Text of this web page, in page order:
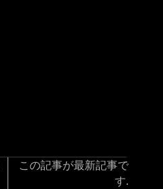
この記事が最新記事で
す.